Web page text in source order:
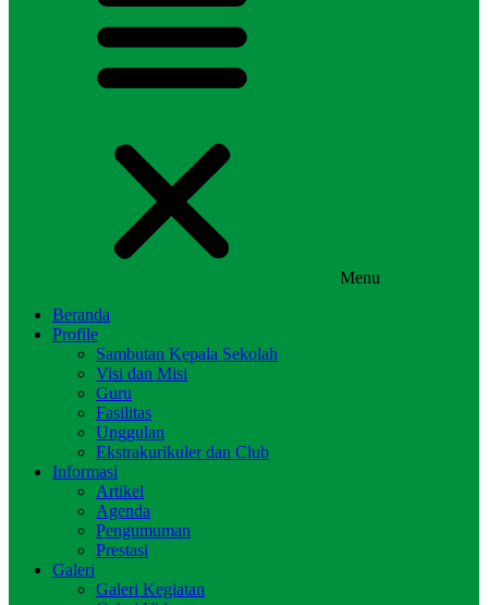
Menu
Beranda
Profile
Sambutan Kepala Sekolah
Visi dan Misi
Guru
Fasilitas
Unggulan
Ekstrakurikuler dan Club
Informasi
Artikel
Agenda
Pengumuman
Prestasi
Galeri
Galeri Kegiatan